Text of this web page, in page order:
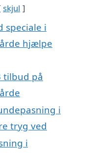
skjul
speciale i
hjælpe
tilbud på
i
tryg ved
i